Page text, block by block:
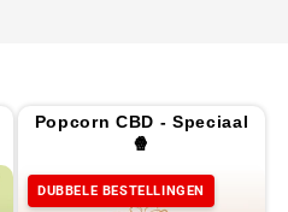
Popcorn CBD - Speciaal
🍿
DUBBELE BESTELLINGEN